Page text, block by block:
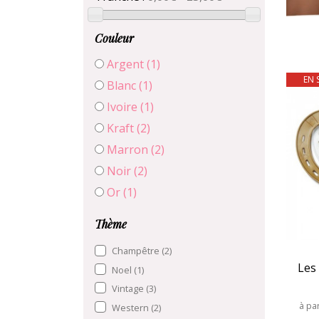
Couleur
Argent(1)
Blanc(1)
Ivoire (1)
Kraft(2)
Marron (2)
Noir(2)
Or(1)
Thème
Champêtre (2)
Noel (1)
Vintage (3)
Western (2)
EN
à